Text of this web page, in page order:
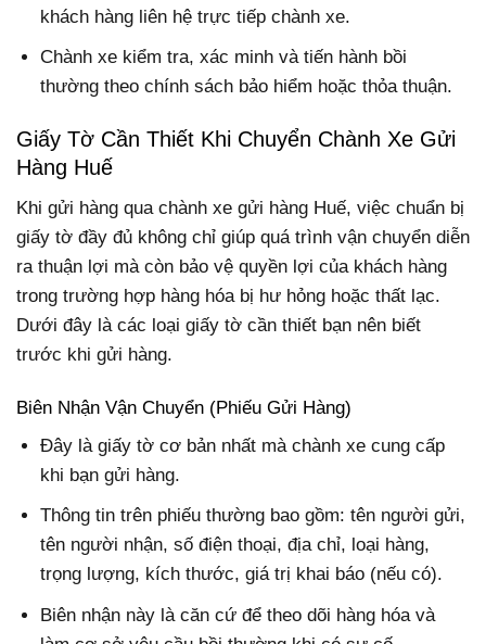
khách hàng liên hệ trực tiếp chành xe.
Chành xe kiểm tra, xác minh và tiến hành bồi
thường theo chính sách bảo hiểm hoặc thỏa thuận.
Giấy Tờ Cần Thiết Khi Chuyển Chành Xe Gửi
Hàng Huế
Khi gửi hàng qua chành xe gửi hàng Huế, việc chuẩn bị
giấy tờ đầy đủ không chỉ giúp quá trình vận chuyển diễn
ra thuận lợi mà còn bảo vệ quyền lợi của khách hàng
trong trường hợp hàng hóa bị hư hỏng hoặc thất lạc.
Dưới đây là các loại giấy tờ cần thiết bạn nên biết
trước khi gửi hàng.
Biên Nhận Vận Chuyển (Phiếu Gửi Hàng)
Đây là giấy tờ cơ bản nhất mà chành xe cung cấp
khi bạn gửi hàng.
Thông tin trên phiếu thường bao gồm: tên người gửi,
tên người nhận, số điện thoại, địa chỉ, loại hàng,
trọng lượng, kích thước, giá trị khai báo (nếu có).
Biên nhận này là căn cứ để theo dõi hàng hóa và